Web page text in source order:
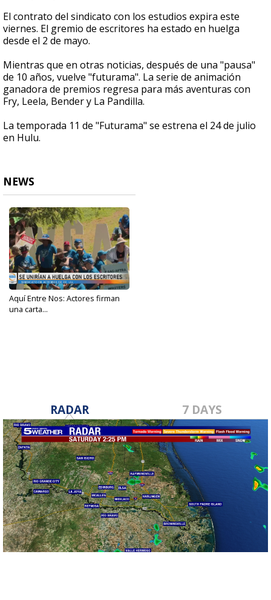
El contrato del sindicato con los estudios expira este
viernes. El gremio de escritores ha estado en huelga
desde el 2 de mayo.
Mientras que en otras noticias, después de una "pausa"
de 10 años, vuelve "futurama". La serie de animación
ganadora de premios regresa para más aventuras con
Fry, Leela, Bender y La Pandilla.
La temporada 11 de "Futurama" se estrena el 24 de julio
en Hulu.
NEWS
Aquí Entre Nos: Actores firman
una carta...
RADAR 7 DAYS